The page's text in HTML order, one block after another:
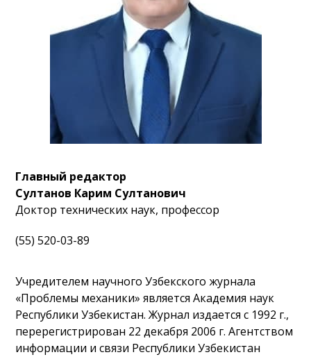
Главный редактор
Султанов Карим Султанович
Доктор технических наук, профессор
(55) 520-03-89
Учредителем научного Узбекского журнала
«Проблемы механики» является Академия наук
Республики Узбекистан. Журнал издается с 1992 г.,
перерегистрирован 22 декабря 2006 г. Агентством
информации и связи Республики Узбекистан